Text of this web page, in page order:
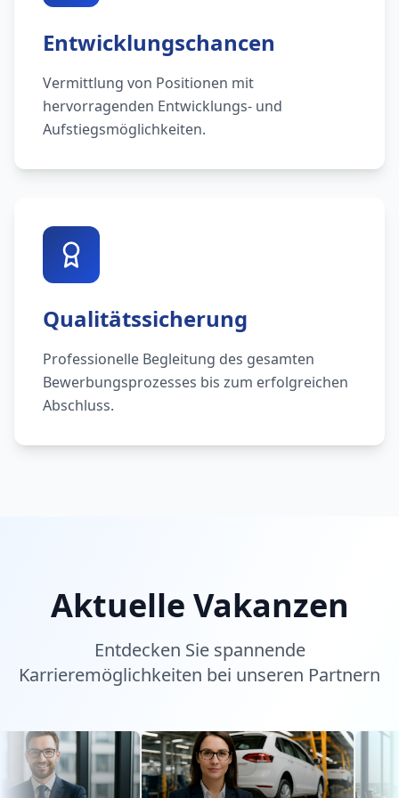
Entwicklungschancen
Vermittlung von Positionen mit
hervorragenden Entwicklungs- und
Aufstiegsmöglichkeiten.
Qualitätssicherung
Professionelle Begleitung des gesamten
Bewerbungsprozesses bis zum erfolgreichen
Abschluss.
Aktuelle Vakanzen
Entdecken Sie spannende
Karrieremöglichkeiten bei unseren Partnern